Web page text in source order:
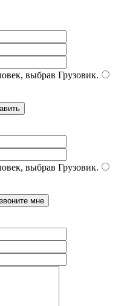
выбрав Грузовик.
выбрав Грузовик.